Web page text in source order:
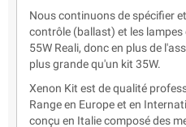
Nous continuons de spécifier
contrôle (ballast) et les
55W Reali, donc en plus de
plus grande qu'un kit 35W.
Xenon Kit est de qualité
Range en Europe et en
conçu en Italie composé des